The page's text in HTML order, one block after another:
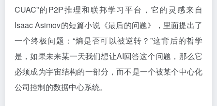
CUAC”的P2P推理和联邦学习平台，它的灵感来自
Isaac Asimov的短篇小说《最后的问题》，里面提出了
一个终极问题：“熵是否可以被逆转？”这背后的哲学
是，如果未来某一天我们想让AI回答这个问题，那么它
必须成为宇宙结构的一部分，而不是一个被某个中心化
公司控制的数据中心系统。